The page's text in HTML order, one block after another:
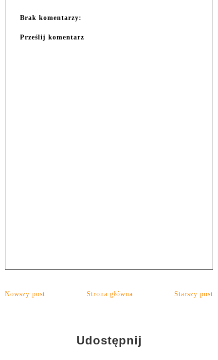
Brak komentarzy:
Prześlij komentarz
Nowszy post Starszy post
Strona główna
Udostępnij